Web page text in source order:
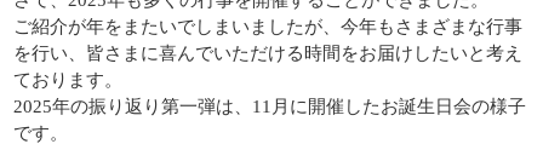
La・Vita安佐物語
岡山県
ご紹介が年をまたいでしまいましたが、今年もさまざまな行事
を行い、皆さまに喜んでいただける時間をお届けしたいと考え
ております。
2025年の振り返り第一弾は、11月に開催したお誕生日会の様子
です。